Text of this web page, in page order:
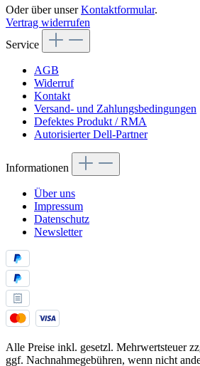
Oder über unserKontaktformular.
Vertrag widerrufen
Service
AGB
Widerruf
Kontakt
Versand- und Zahlungsbedingungen
Defektes Produkt / RMA
Autorisierter Dell-Partner
Informationen
Über uns
Impressum
Datenschutz
Newsletter
Alle Preise inkl. gesetzl. Mehrwertsteuer
ggf. Nachnahmegebühren, wenn nicht